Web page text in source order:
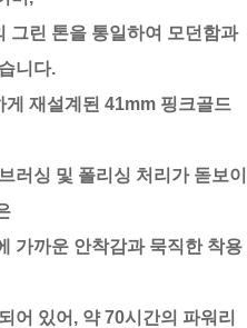
그린 톤을 통일하여 모던함과
니다.
게 재설계된 41mm 핑크골드
러싱 및 폴리싱 처리가 돋보이
가까운 안착감과 묵직한 착용
어 있어, 약 70시간의 파워리